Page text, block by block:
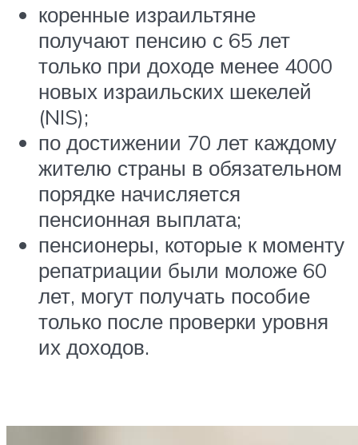
коренные израильтяне
получают пенсию с 65 лет
только при доходе менее 4000
новых израильских шекелей
(NIS);
по достижении 70 лет каждому
жителю страны в обязательном
порядке начисляется
пенсионная выплата;
пенсионеры, которые к моменту
репатриации были моложе 60
лет, могут получать пособие
только после проверки уровня
их доходов.